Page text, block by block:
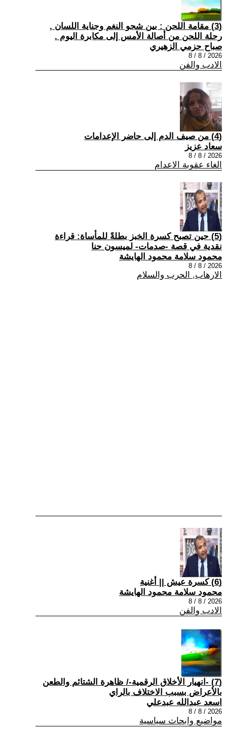
(3) مقامة اللحن : بين شجو النغم وجناية اللسان ,
رحلة اللحن من أصالة الأمس إلى مكابرة اليوم .
صباح حزمي الزهيري
2026 / 8 / 8
الادب والفن
(4) من صيف الدم إلى حاضر الإعدامات
سعاد عزيز
2026 / 8 / 8
الغاء عقوبة الاعدام
(5) حين تصبح كسرة الخبز بطلةً للمأساة: قراءة
نقدية في قصة -صدمات- لميسون حنا
محمود سلامة محمود الهايشة
2026 / 8 / 8
الارهاب, الحرب والسلام
(6) كسرة عيش || أغنية
محمود سلامة محمود الهايشة
2026 / 8 / 8
الادب والفن
(7) -انهيار الأخلاق الرقمية-/ ظاهرة الشتائم والطعن
بالأعراض بسبب الاختلاف بالراي
اسعد عبدالله عبدعلي
2026 / 8 / 8
مواضيع وابحاث سياسية